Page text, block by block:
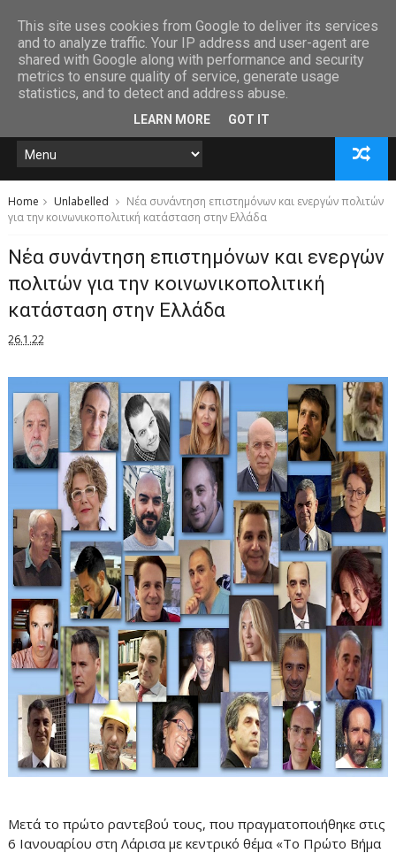
Home Unlabelled
Νέα συνάντηση επιστημόνων και ενεργών πολιτών
για την κοινωνικοπολιτική κατάσταση στην Ελλάδα
Νέα συνάντηση επιστημόνων και ενεργών
πολιτών για την κοινωνικοπολιτική
κατάσταση στην Ελλάδα
26.1.22
Μετά το πρώτο ραντεβού τους, που πραγματοποιήθηκε στις
6 Ιανουαρίου στη Λάρισα με κεντρικό θέμα «Το Πρώτο Βήμα
This site uses cookies from Google to deliver its services
and to analyze traffic. Your IP address and user-agent are
shared with Google along with performance and security
metrics to ensure quality of service, generate usage
statistics, and to detect and address abuse.
LEARN MORE GOT IT